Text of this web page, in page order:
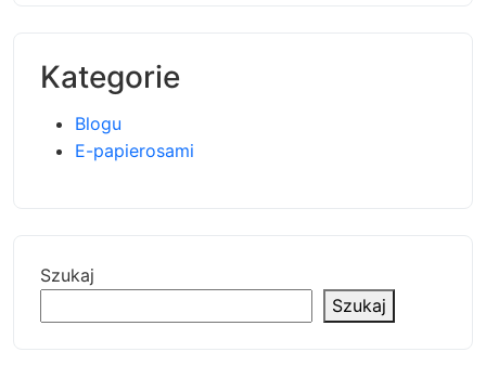
Kategorie
Blogu
E-papierosami
Szukaj
Szukaj